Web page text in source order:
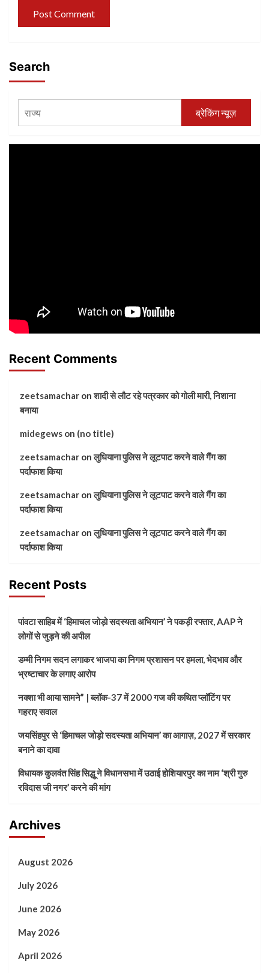
Search
ब्रेकिंग न्यूज़
Recent Comments
zeetsamachar onशादी से लौट रहे पत्रकार को गोली मारी, निशाना
बनाया
midegews on (no title)
zeetsamachar onलुधियाना पुलिस ने लूटपाट करने वाले गैंग का
पर्दाफाश किया
zeetsamachar onलुधियाना पुलिस ने लूटपाट करने वाले गैंग का
पर्दाफाश किया
zeetsamachar onलुधियाना पुलिस ने लूटपाट करने वाले गैंग का
पर्दाफाश किया
Recent Posts
पांवटा साहिब में ‘हिमाचल जोड़ो सदस्यता अभियान’ ने पकड़ी रफ्तार, AAP ने
लोगों से जुड़ने की अपील
डम्मी निगम सदन लगाकर भाजपा का निगम प्रशासन पर हमला, भेदभाव और
भ्रष्टाचार के लगाए आरोप
नक्शा भी आया सामने” | ब्लॉक-37 में 2000 गज की कथित प्लॉटिंग पर
गहराए सवाल
जयसिंहपुर से ‘हिमाचल जोड़ो सदस्यता अभियान’ का आगाज़, 2027 में सरकार
बनाने का दावा
विधायक कुलवंत सिंह सिद्धू ने विधानसभा में उठाई होशियारपुर का नाम ‘श्री गुरु
रविदास जी नगर’ करने की मांग
Archives
August 2026
July 2026
June 2026
May 2026
April 2026